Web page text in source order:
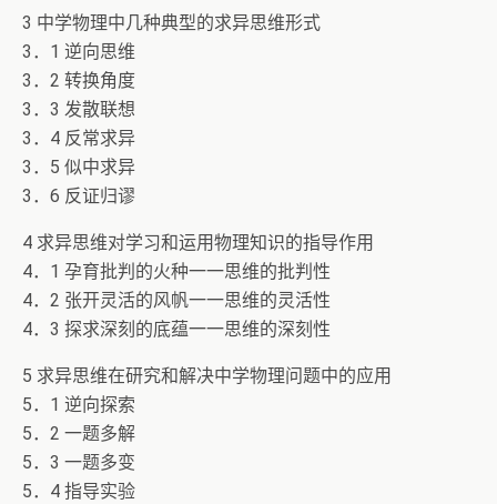
3 中学物理中几种典型的求异思维形式
3．1 逆向思维
3．2 转换角度
3．3 发散联想
3．4 反常求异
3．5 似中求异
3．6 反证归谬
4 求异思维对学习和运用物理知识的指导作用
4．1 孕育批判的火种一一思维的批判性
4．2 张开灵活的风帆一一思维的灵活性
4．3 探求深刻的底蕴一一思维的深刻性
5 求异思维在研究和解决中学物理问题中的应用
5．1 逆向探索
5．2 一题多解
5．3 一题多变
5．4 指导实验